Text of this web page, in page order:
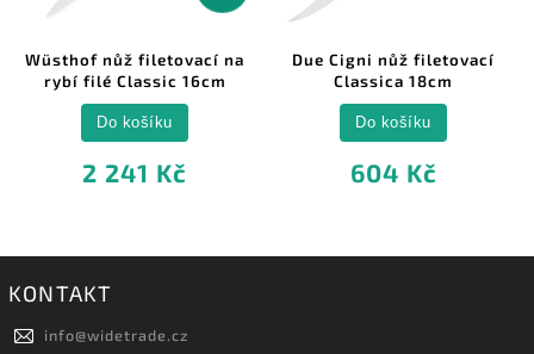
Wüsthof nůž filetovací na
rybí filé Classic 16cm
2 241 Kč
Do košíku
Due Cigni nůž filetovací
Classica 18cm
604 Kč
Do košíku
KONTAKT
info@widetrade.cz